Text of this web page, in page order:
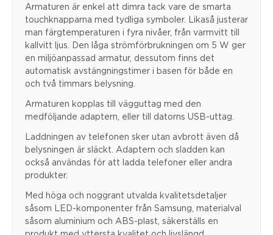
Armaturen är enkel att dimra tack vare de smarta
touchknapparna med tydliga symboler. Likaså justerar
man färgtemperaturen i fyra nivåer, från varmvitt till
kallvitt ljus. Den låga strömförbrukningen om 5 W ger
en miljöanpassad armatur, dessutom finns det
automatisk avstängningstimer i basen för både en
och två timmars belysning.
Armaturen kopplas till vägguttag med den
medföljande adaptern, eller till datorns USB-uttag.
Laddningen av telefonen sker utan avbrott även då
belysningen är släckt. Adaptern och sladden kan
också användas för att ladda telefoner eller andra
produkter.
Med höga och noggrant utvalda kvalitetsdetaljer
såsom LED-komponenter från Samsung, materialval
såsom aluminium och ABS-plast, säkerställs en